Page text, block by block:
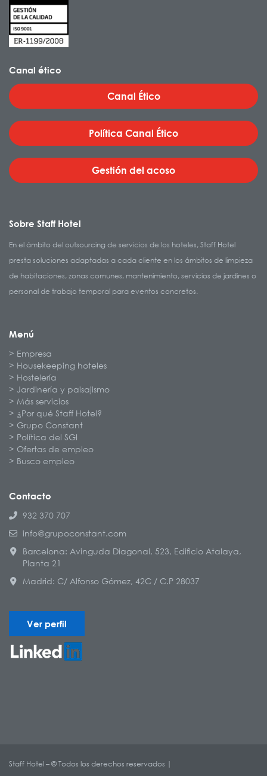
Canal ético
Canal Ético
Política Canal Ético
Gestión del acoso
Sobre Staff Hotel
En el ámbito del outsourcing de servicios de los hoteles, Staff Hotel
presta soluciones adaptadas a cada cliente en los ámbitos de limpieza
de habitaciones, zonas comunes, mantenimiento, servicios de jardines o
personal de trabajo temporal para eventos concretos.
Menú
Empresa
Housekeeping hoteles
Hostelería
Jardinería y paisajismo
Más servicios
¿Por qué Staff Hotel?
Grupo Constant
Política del SGI
Ofertas de empleo
Busco empleo
Contacto
932 370 707
info@grupoconstant.com
Barcelona: Avinguda Diagonal, 523, Edificio Atalaya,
Planta 21
Madrid: C/ Alfonso Gómez, 42C / C.P 28037
Ver perfil
Staff Hotel – © Todos los derechos reservados |